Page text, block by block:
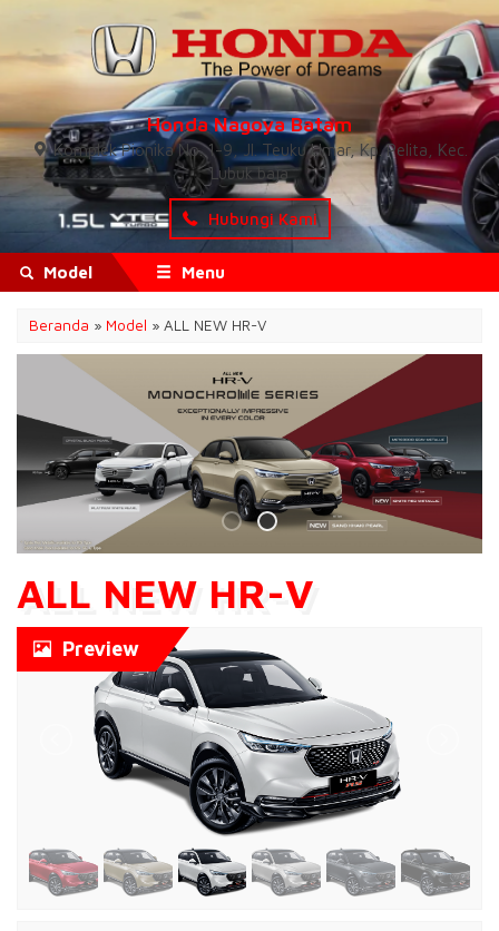
Honda Nagoya Batam
Komplek Pionika No. 1-9, Jl. Teuku Umar, Kp. Pelita, Kec.
Lubuk baja
Hubungi Kami
Model Menu
Beranda » Model » ALL NEW HR-V
ALL NEW HR-V
Preview